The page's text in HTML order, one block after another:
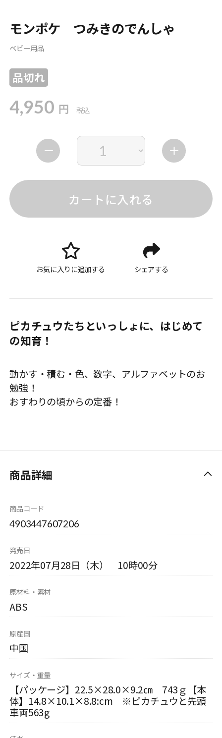
モンポケ つみきのでんしゃ
ベビー用品
品切れ
4,950 円 税込
カートに入れる
お気に入りに追加する シェアする
ピカチュウたちといっしょに、はじめて
の知育！
動かす・積む・色、数字、アルファベットのお
勉強！
おすわりの頃からの定番！
商品詳細
商品コード
4903447607206
発売日
2022年07月28日（木） 10時00分
原材料・素材
ABS
原産国
中国
サイズ・重量
【パッケージ】22.5×28.0×9.2㎝ 743ｇ【本
体】14.8×10.1×8.8:cm ※ピカチュウと先頭
車両563g